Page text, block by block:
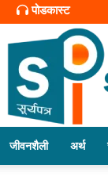
पोडकास्ट
जीवनशैली अर्थ